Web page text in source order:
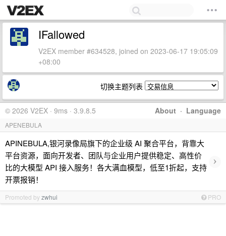
IFallowed
V2EX member #634528, joined on 2023-06-17 19:05:09
+08:00
切换主题列表
About · Language
© 2026 V2EX · 9ms · 3.9.8.5
APENEBULA
APINEBULA,银河录像局旗下的企业级 AI 聚合平台，背靠大
平台资源，面向开发者、团队与企业用户提供稳定、高性价
比的大模型 API 接入服务！各大满血模型，低至1折起，支持
开票报销！
›
Promoted byzwhui PRO